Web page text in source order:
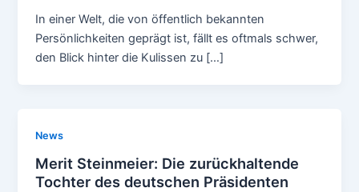
In einer Welt, die von öffentlich bekannten
Persönlichkeiten geprägt ist, fällt es oftmals schwer,
den Blick hinter die Kulissen zu […]
News
Merit Steinmeier: Die zurückhaltende
Tochter des deutschen Präsidenten